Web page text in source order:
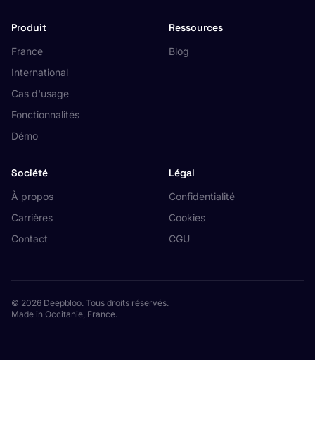
Produit
France
International
Cas d'usage
Fonctionnalités
Démo
Ressources
Blog
Société
À propos
Carrières
Contact
Légal
Confidentialité
Cookies
CGU
© 2026 Deepbloo. Tous droits réservés.
Made in Occitanie, France.